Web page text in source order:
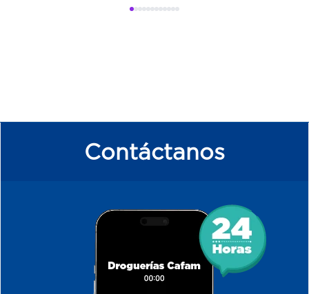
Contáctanos